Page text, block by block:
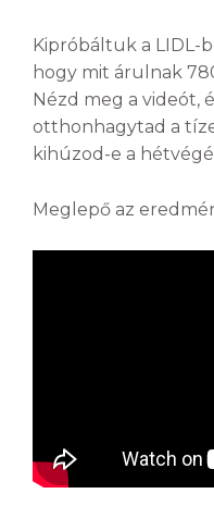
Kipróbáltuk a LIDL-
hogy mit árulnak
Nézd meg a videót,
otthonhagytad a
kihúzod-e a
Meglepő az